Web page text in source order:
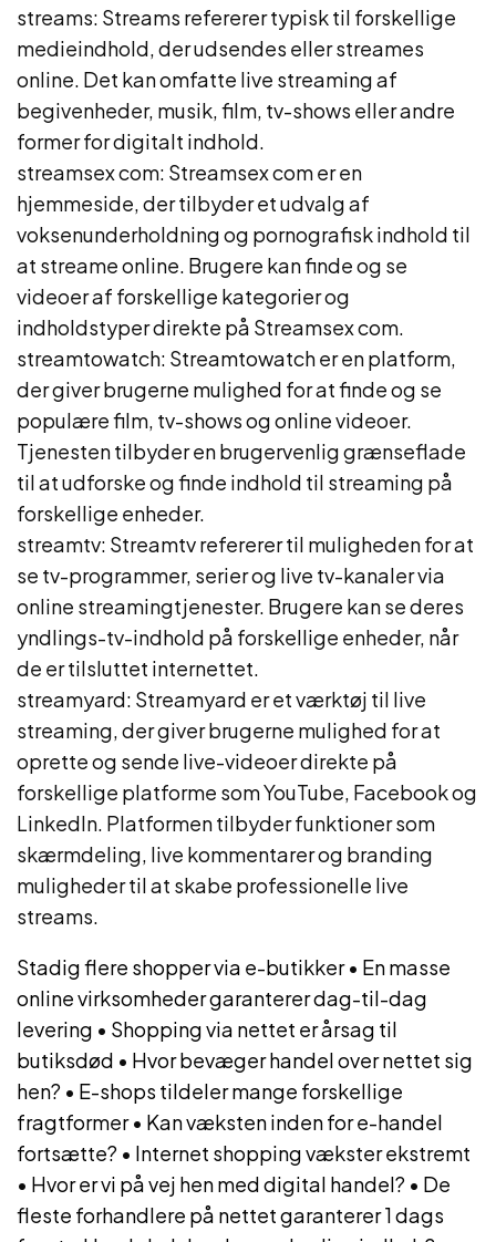
streams: Streams refererer typisk til forskellige
medieindhold, der udsendes eller streames
online. Det kan omfatte live streaming af
begivenheder, musik, film, tv-shows eller andre
former for digitalt indhold.
streamsex com: Streamsex com er en
hjemmeside, der tilbyder et udvalg af
voksenunderholdning og pornografisk indhold til
at streame online. Brugere kan finde og se
videoer af forskellige kategorier og
indholdstyper direkte på Streamsex com.
streamtowatch: Streamtowatch er en platform,
der giver brugerne mulighed for at finde og se
populære film, tv-shows og online videoer.
Tjenesten tilbyder en brugervenlig grænseflade
til at udforske og finde indhold til streaming på
forskellige enheder.
streamtv: Streamtv refererer til muligheden for at
se tv-programmer, serier og live tv-kanaler via
online streamingtjenester. Brugere kan se deres
yndlings-tv-indhold på forskellige enheder, når
de er tilsluttet internettet.
streamyard: Streamyard er et værktøj til live
streaming, der giver brugerne mulighed for at
oprette og sende live-videoer direkte på
forskellige platforme som YouTube, Facebook og
LinkedIn. Platformen tilbyder funktioner som
skærmdeling, live kommentarer og branding
muligheder til at skabe professionelle live
streams.
Stadig flere shopper via e-butikker• En masse
online virksomheder garanterer dag-til-dag
levering • Shopping via nettet er årsag til
butiksdød • Hvor bevæger handel over nettet sig
hen? • E-shops tildeler mange forskellige
fragtformer• Kan væksten inden for e-handel
fortsætte? • Internet shopping vækster ekstremt
• Hvor er vi på vej hen med digital handel? • De
fleste forhandlere på nettet garanterer 1 dags